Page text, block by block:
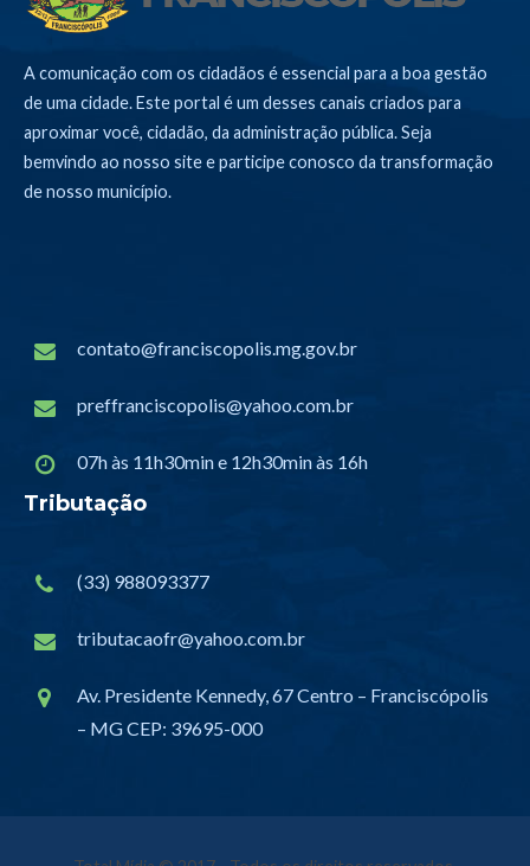
A comunicação com os cidadãos é essencial para a boa gestão
de uma cidade. Este portal é um desses canais criados para
aproximar você, cidadão, da administração pública. Seja
bemvindo ao nosso site e participe conosco da transformação
de nosso município.
contato@franciscopolis.mg.gov.br
preffranciscopolis@yahoo.com.br
07h às 11h30min e 12h30min às 16h
Tributação
(33) 988093377
tributacaofr@yahoo.com.br
Av. Presidente Kennedy, 67 Centro – Franciscópolis
– MG CEP: 39695-000